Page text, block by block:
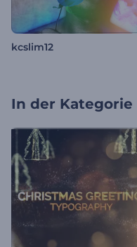
kcslim12
In der Kategorie